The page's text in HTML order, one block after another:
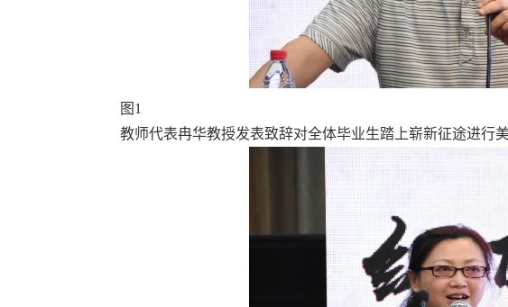
图1
教师代表冉华教授发表致辞对全体毕业生踏上崭新征途进行